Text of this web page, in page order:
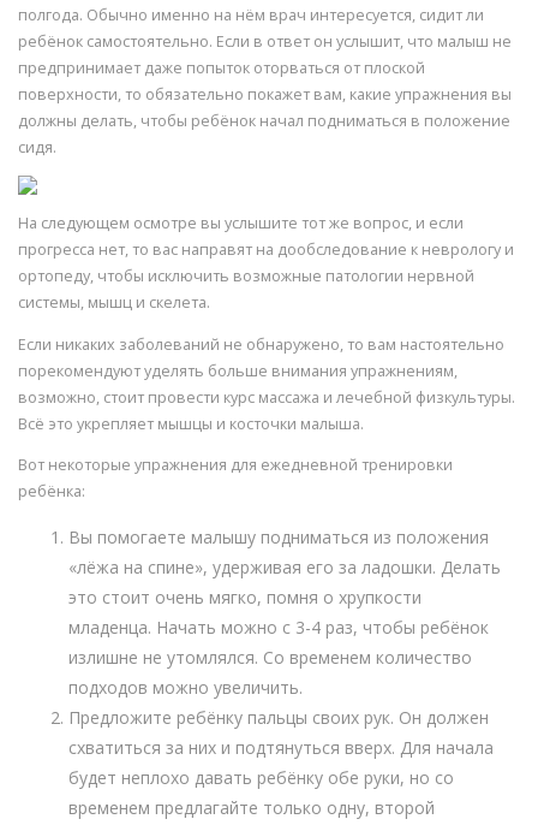
полгода. Обычно именно на нём врач интересуется, сидит ли
ребёнок самостоятельно. Если в ответ он услышит, что малыш не
предпринимает даже попыток оторваться от плоской
поверхности, то обязательно покажет вам, какие упражнения вы
должны делать, чтобы ребёнок начал подниматься в положение
сидя.
На следующем осмотре вы услышите тот же вопрос, и если
прогресса нет, то вас направят на дообследование к неврологу и
ортопеду, чтобы исключить возможные патологии нервной
системы, мышц и скелета.
Если никаких заболеваний не обнаружено, то вам настоятельно
порекомендуют уделять больше внимания упражнениям,
возможно, стоит провести курс массажа и лечебной физкультуры.
Всё это укрепляет мышцы и косточки малыша.
Вот некоторые упражнения для ежедневной тренировки
ребёнка:
Вы помогаете малышу подниматься из положения
«лёжа на спине», удерживая его за ладошки. Делать
это стоит очень мягко, помня о хрупкости
младенца. Начать можно с 3-4 раз, чтобы ребёнок
излишне не утомлялся. Со временем количество
подходов можно увеличить.
Предложите ребёнку пальцы своих рук. Он должен
схватиться за них и подтянуться вверх. Для начала
будет неплохо давать ребёнку обе руки, но со
временем предлагайте только одну, второй